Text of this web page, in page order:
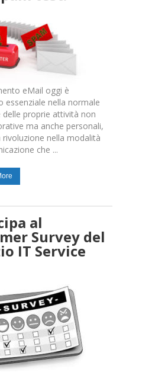
eMail oggi è
essenziale nella normale
delle proprie attività non
ma anche personali,
rivoluzione nella modalità
che ...
al
Survey del
IT Service